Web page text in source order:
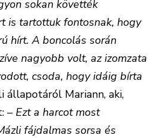
sokan követték
is tartottuk fontosnak, hogy
hírt. A boncolás során
nagyobb volt, az izomzata
csoda, hogy idáig bírta
állapotáról Mariann, aki,
– Ezt a harcot most
fájdalmas sorsa és